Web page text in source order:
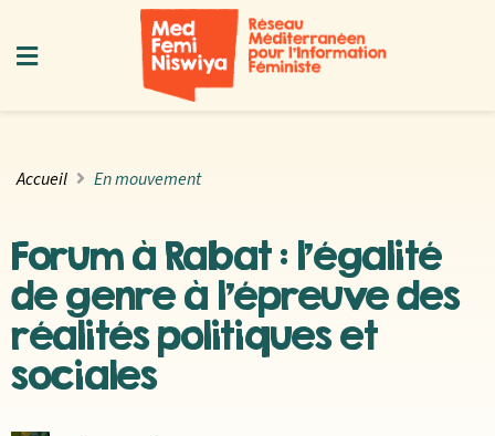
Accueil En mouvement
Forum à Rabat : l’égalité
de genre à l’épreuve des
réalités politiques et
sociales